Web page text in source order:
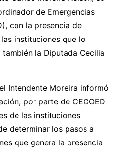
de Emergencias
con la presencia de
instituciones que lo
la Diputada Cecilia
Intendente Moreira informó
por parte de CECOED
de las instituciones
determinar los pasos a
que genera la presencia